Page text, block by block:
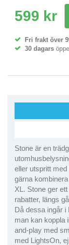
599 kr
Fri frakt över
30 dagars
Stone är en
eller utspritt
gärna
XL. Stone ger
rabatter, längs
Då dessa ingår
man kan koppla
and-play med
med LightsOn,